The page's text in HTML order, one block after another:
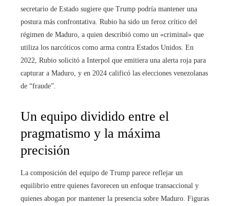
secretario de Estado sugiere que Trump podría mantener una
postura más confrontativa. Rubio ha sido un feroz crítico del
régimen de Maduro, a quien describió como un «criminal» que
utiliza los narcóticos como arma contra Estados Unidos. En
2022, Rubio solicitó a Interpol que emitiera una alerta roja para
capturar a Maduro, y en 2024 calificó las elecciones venezolanas
de “fraude”.
Un equipo dividido entre el
pragmatismo y la máxima
precisión
La composición del equipo de Trump parece reflejar un
equilibrio entre quienes favorecen un enfoque transaccional y
quienes abogan por mantener la presencia sobre Maduro. Figuras